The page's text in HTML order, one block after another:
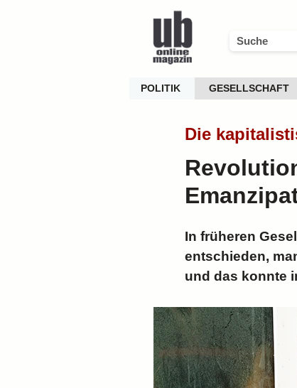
POLITIK GESELLSCHAFT
Die
In früheren
entschieden,
und das konnte